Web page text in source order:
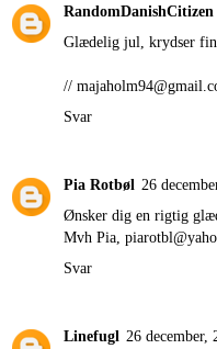
RandomDanishCitizen
Glædelig jul, krydser
//
Svar
Pia Rotbøl 26
Ønsker dig en rigtig
Mvh Pia,
Svar
Linefugl 26 december,